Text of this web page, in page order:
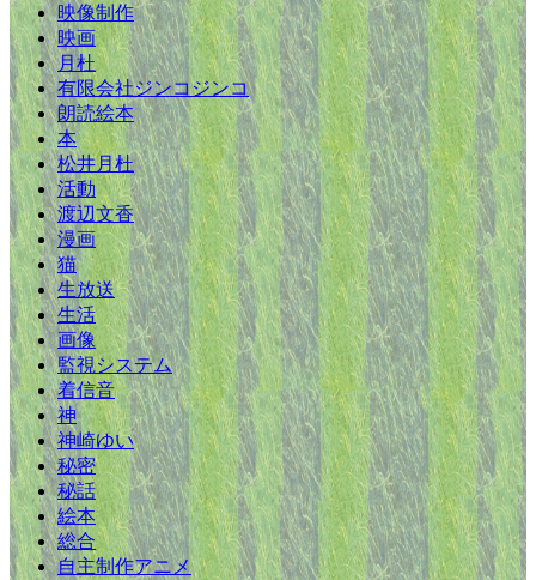
映像制作
映画
月杜
有限会社ジンコジンコ
朗読絵本
本
松井月杜
活動
渡辺文香
漫画
猫
生放送
生活
画像
監視システム
着信音
神
神崎ゆい
秘密
秘話
絵本
総合
自主制作アニメ